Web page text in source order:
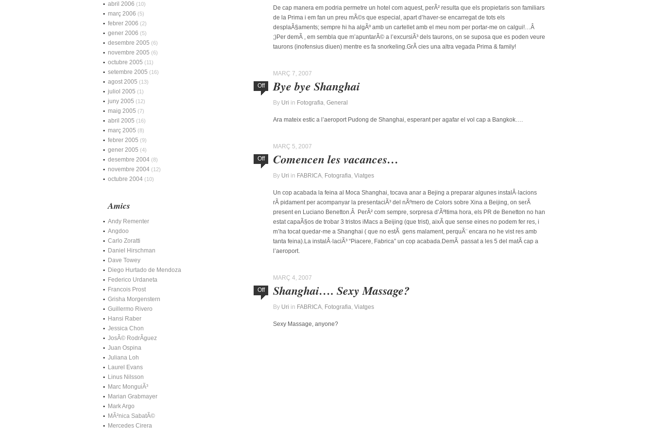
De cap manera em podria permetre un hotel com aquest, perÃ² resulta que els propietaris son familiars
de la Prima i em fan un preu mÃ©s que especial, apart d’haver-se encarregat de tots els
desplaÃ§aments; sempre hi ha algÃº amb un cartellet amb el meu nom per portar-me on calgui!…Â
;)Per demÃ , em sembla que m’apuntarÃ© a l’excursiÃ³ dels taurons, on se suposa que es poden veure
taurons (inofensius diuen) mentre es fa snorkeling.GrÃ cies una altra vegada Prima & family!
MARÇ 7, 2007
Off
Bye bye Shanghai
By Uri in Fotografia, General
Ara mateix estic a l’aeroport Pudong de Shanghai, esperant per agafar el vol cap a Bangkok….
MARÇ 5, 2007
Off
Comencen les vacances…
By Uri in FABRICA, Fotografia, Viatges
Un cop acabada la feina al Moca Shanghai, tocava anar a Bejing a preparar algunes instalÂ·lacions
rÃ pidament per acompanyar la presentaciÃ³ del nÃºmero de Colors sobre Xina a Beijing, on serÃ
present en Luciano Benetton.Â PerÃ² com sempre, sorpresa d’Ãºltima hora, els PR de Benetton no han
estat capaÃ§os de trobar 3 tristos iMacs a Beijing (que trist), aixÃ­ que sense eines no podem fer res, i
m’ha tocat quedar-me a Shanghai ( que no estÃ gens malament, perquÃ¨ encara no he vist res amb
tanta feina).La instalÂ·laciÃ³ “Piacere, Fabrica” un cop acabada.DemÃ passat a les 5 del matÃ­ cap a
l’aeroport.
MARÇ 4, 2007
Off
Shanghai…. Sexy Massage?
By Uri in FABRICA, Fotografia, Viatges
Sexy Massage, anyone?
abril 2006 (10)
març 2006 (5)
febrer 2006 (2)
gener 2006 (5)
desembre 2005 (6)
novembre 2005 (6)
octubre 2005 (11)
setembre 2005 (16)
agost 2005 (13)
juliol 2005 (1)
juny 2005 (12)
maig 2005 (7)
abril 2005 (16)
març 2005 (8)
febrer 2005 (9)
gener 2005 (4)
desembre 2004 (8)
novembre 2004 (12)
octubre 2004 (10)
Amics
Andy Rementer
Angdoo
Carlo Zoratti
Daniel Hirschman
Dave Towey
Diego Hurtado de Mendoza
Federico Urdaneta
Francois Prost
Grisha Morgenstern
Guillermo Rivero
Hansi Raber
Jessica Chon
JosÃ© RodrÃ­guez
Juan Ospina
Juliana Loh
Laurel Evans
Linus Nilsson
Marc MonguiÃ³
Marian Grabmayer
Mark Argo
MÃ²nica SabatÃ©
Mercedes Cirera